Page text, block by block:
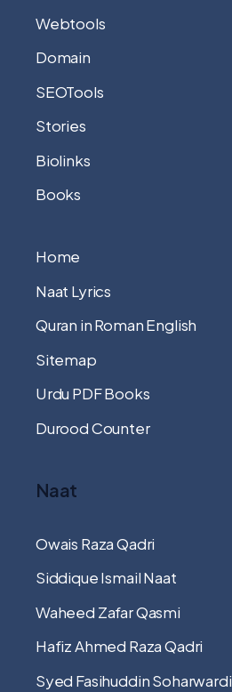
Webtools
Domain
SEOTools
Stories
Biolinks
Books
Home
Naat Lyrics
Quran in Roman English
Sitemap
Urdu PDF Books
Durood Counter
Naat
Owais Raza Qadri
Siddique Ismail Naat
Waheed Zafar Qasmi
Hafiz Ahmed Raza Qadri
Syed Fasihuddin Soharwardi